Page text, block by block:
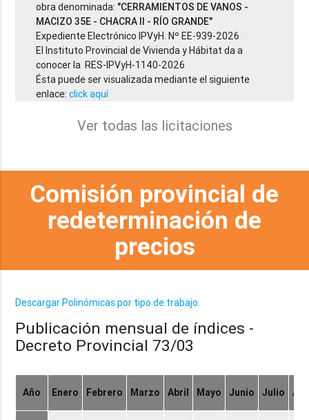
obra denominada: "CERRAMIENTOS DE VANOS -
MACIZO 35E - CHACRA II - RÍO GRANDE"
Expediente Electrónico IPVyH. Nº EE-939-2026
El Instituto Provincial de Vivienda y Hábitat da a
conocer la RES-IPVyH-1140-2026
Ésta puede ser visualizada mediante el siguiente
enlace:click aquí
Ver todas las licitaciones
Comisión provincial de
redeterminación de
precios
Descargar Polinómicas por tipo de trabajo.
Publicación mensual de índices -
Decreto Provincial 73/03
Año Enero Febrero Marzo Abril Mayo Junio Julio